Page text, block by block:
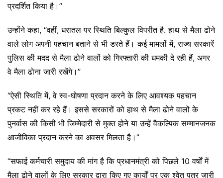
प्रदर्शित किया है।”
उन्होंने कहा, “वहीं, धरातल पर स्थिति बिल्कुल विपरीत है. हाथ से मैला ढोने
वाले लोग अपनी पहचान बताने से भी डरते हैं। कई मामलों में, राज्य सरकारें
पुलिस की मदद से मैला ढोने वालों को गिरफ्तारी की धमकी दे रही हैं, अगर
वे मैला ढोना जारी रखेंगे।”
“ऐसी स्थिति में, वे स्व-घोषणा प्रदान करने के लिए आवश्यक पहचान
प्रकट नहीं कर रहे हैं। इससे सरकारों को हाथ से मैला ढोने वालों के
पुनर्वास की किसी भी जिम्मेदारी से मुक्त होने या उन्हें वैकल्पिक सम्मानजनक
आजीविका प्रदान करने का अवसर मिलता है।”
“सफाई कर्मचारी समुदाय की मांग है कि प्रधानमंत्री को पिछले 10 वर्षों में
मैला ढोने वालों के लिए सरकार द्वारा किए गए कार्यों पर एक श्वेत पत्र जारी